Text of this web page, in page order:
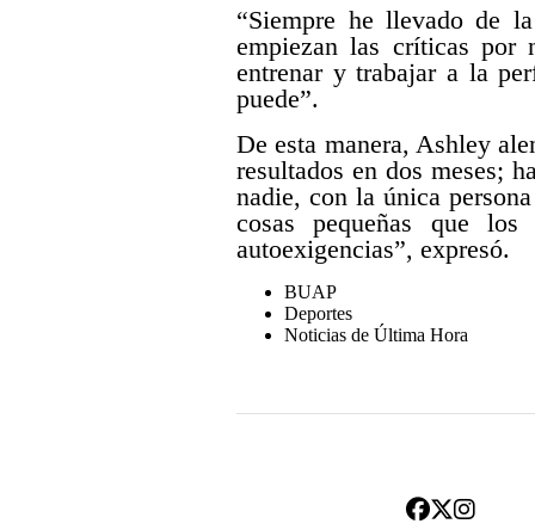
“Siempre he llevado de
empiezan las críticas por
entrenar y trabajar a la
puede”.
De esta manera, Ashley
resultados en dos meses;
nadie, con la única
cosas pequeñas que
autoexigencias”, expresó.
BUAP
Deportes
Noticias de Última Hora